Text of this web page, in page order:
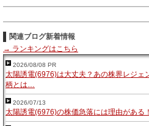
関連ブログ新着情報
→ ランキングはこちら
2026/08/08 PR
太陽誘電(6976)は大丈夫？あの株界レジェ
柄とは…
2026/07/13
太陽誘電(6976)の株価急落には理由がある